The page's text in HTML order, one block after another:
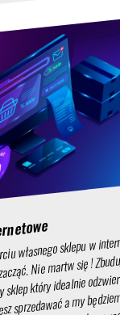
własnego sklepu w
Nie martw się !
który idealnie
sprzedawać a my